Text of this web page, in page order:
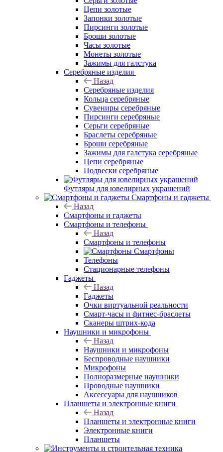
Цепи золотые
Запонки золотые
Пирсинги золотые
Броши золотые
Часы золотые
Монеты золотые
Зажимы для галстука
Серебряные изделия
Назад
Серебряные изделия
Кольца серебряные
Сувениры серебряные
Пирсинги серебряные
Серьги серебряные
Браслеты серебряные
Броши серебряные
Зажимы для галстука серебряные
Цепи серебряные
Подвески серебряные
Футляры для ювелирных украшений
Смартфоны и гаджеты
Назад
Смартфоны и гаджеты
Смартфоны и телефоны
Назад
Смартфоны и телефоны
Смартфоны
Телефоны
Стационарные телефоны
Гаджеты
Назад
Гаджеты
Очки виртуальной реальности
Смарт-часы и фитнес-браслеты
Сканеры штрих-кода
Наушники и микрофоны
Назад
Наушники и микрофоны
Беспроводные наушники
Микрофоны
Полноразмерные наушники
Проводные наушники
Аксессуары для наушников
Планшеты и электронные книги
Назад
Планшеты и электронные книги
Электронные книги
Планшеты